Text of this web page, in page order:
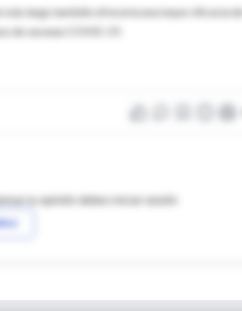
más largo también ofrecería una mayor eficacia
de vacunas COVID-19.
tu opinión debes iniciar sesión